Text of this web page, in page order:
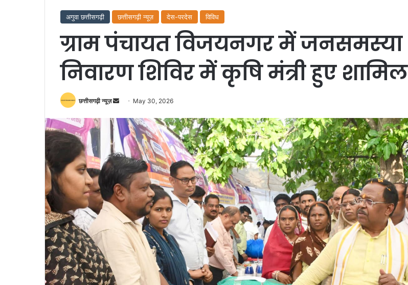
अगुवा छत्तीसगढ़ी छत्तीसगढ़ी न्यूज़ देस-परदेस विविध
ग्राम पंचायत विजयनगर में जनसमस्या
निवारण शिविर में कृषि मंत्री हुए शामिल
छत्तीसगढ़ी न्यूज़
Send
email
May 30, 2026